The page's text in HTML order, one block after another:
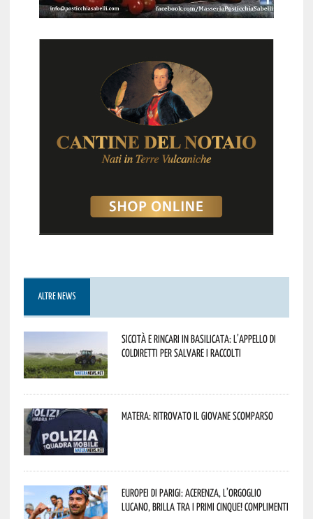
ALTRE NEWS
Siccità e rincari in Basilicata: l’appello di
Coldiretti per salvare i raccolti
Matera: ritrovato il giovane scomparso
Europei di Parigi: Acerenza, l’orgoglio
lucano, brilla tra i primi cinque! Complimenti